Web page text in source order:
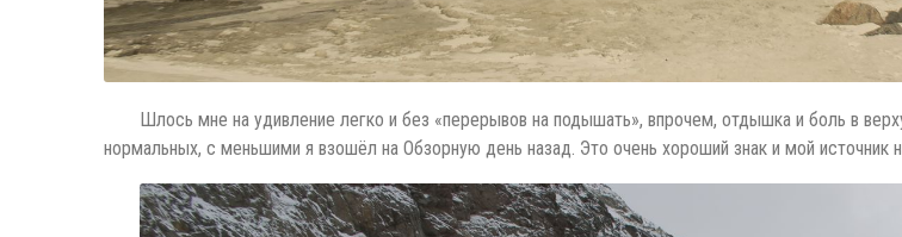
Шлось мне на удивление легко и без «перерывов на подышать», впрочем, отдышка и боль в
нормальных, с меньшими я взошёл на Обзорную день назад. Это очень хороший знак и мой источник